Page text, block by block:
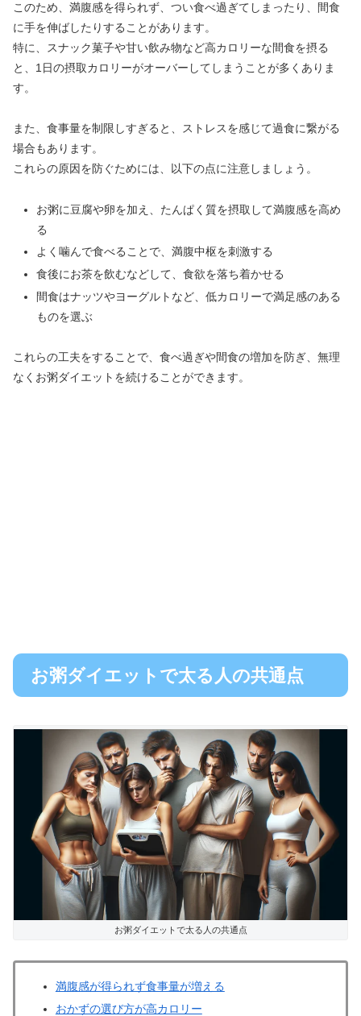
このため、満腹感を得られず、つい食べ過ぎてしまったり、間食
に手を伸ばしたりすることがあります。
特に、スナック菓子や甘い飲み物など高カロリーな間食を摂る
と、1日の摂取カロリーがオーバーしてしまうことが多くありま
す。
また、食事量を制限しすぎると、ストレスを感じて過食に繋がる
場合もあります。
これらの原因を防ぐためには、以下の点に注意しましょう。
お粥に豆腐や卵を加え、たんぱく質を摂取して満腹感を高め
る
よく噛んで食べることで、満腹中枢を刺激する
食後にお茶を飲むなどして、食欲を落ち着かせる
間食はナッツやヨーグルトなど、低カロリーで満足感のある
ものを選ぶ
これらの工夫をすることで、食べ過ぎや間食の増加を防ぎ、無理
なくお粥ダイエットを続けることができます。
お粥ダイエットで太る人の共通点
お粥ダイエットで太る人の共通点
満腹感が得られず食事量が増える
おかずの選び方が高カロリー